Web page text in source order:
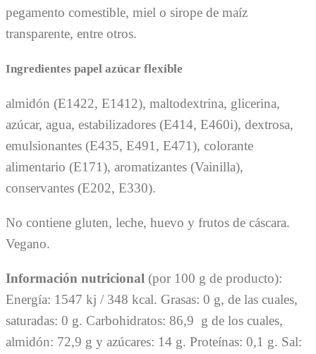
pegamento comestible, miel o sirope de maíz
transparente, entre otros.
Ingredientes papel azúcar flexible
almidón (E1422, E1412), maltodextrina, glicerina,
azúcar, agua, estabilizadores (E414, E460i), dextrosa,
emulsionantes (E435, E491, E471), colorante
alimentario (E171), aromatizantes (Vainilla),
conservantes (E202, E330).
No contiene gluten, leche, huevo y frutos de cáscara.
Vegano.
Información nutricional (por 100 g de producto):
Energía: 1547 kj / 348 kcal. Grasas: 0 g, de las cuales,
saturadas: 0 g. Carbohidratos: 86,9 g de los cuales,
almidón: 72,9 g y azúcares: 14 g. Proteínas: 0,1 g. Sal: